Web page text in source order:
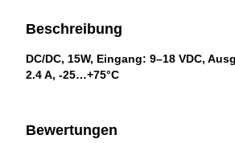
Beschreibung
DC/DC, 15W, Eingang: 9–18 VDC,
2.4 A, -25…+75°C
Bewertungen